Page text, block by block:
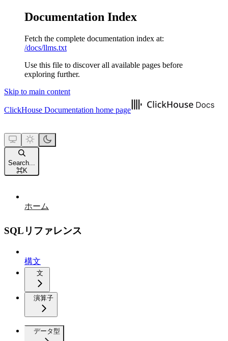
Documentation Index
Fetch the complete documentation index at:
/docs/llms.txt
Use this file to discover all available pages before
exploring further.
Skip to main content
ClickHouse Documentation home page
Search...
⌘K
ホーム
SQLリファレンス
構文
文
演算子
データ型